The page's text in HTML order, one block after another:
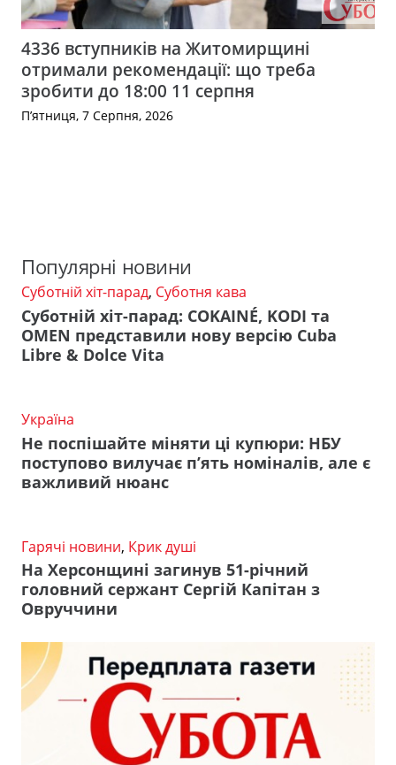
4336 вступників на Житомирщині
отримали рекомендації: що треба
зробити до 18:00 11 серпня
П’ятниця, 7 Серпня, 2026
Популярні новини
Суботній хіт-парад, Суботня кава
Суботній хіт-парад: COKAINÉ, KODI та
OMEN представили нову версію Cuba
Libre & Dolce Vita
Україна
Не поспішайте міняти ці купюри: НБУ
поступово вилучає п’ять номіналів, але є
важливий нюанс
Гарячі новини, Крик душі
На Херсонщині загинув 51-річний
головний сержант Сергій Капітан з
Овруччини